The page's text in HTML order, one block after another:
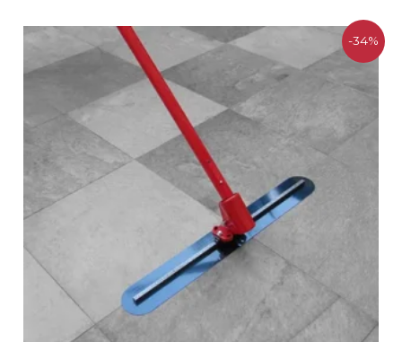
-34%
El
precio
original
era:
$225.500.
precio
actual
es:
$148.500.